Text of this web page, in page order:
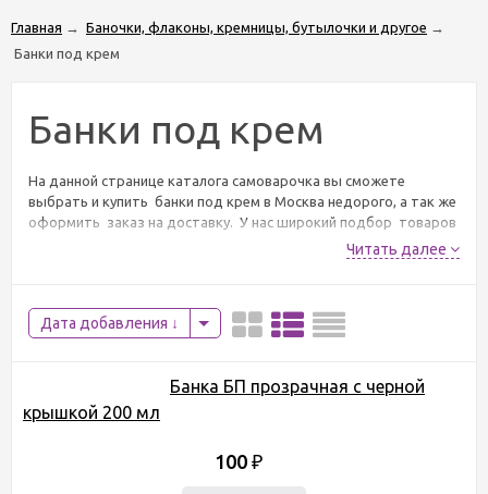
Главная → Баночки, флаконы, кремницы, бутылочки и другое →
Банки под крем
Банки под крем
На данной странице каталога самоварочка вы сможете
выбрать и купить банки под крем в Москва недорого, а так же
оформить заказ на доставку. У нас широкий подбор товаров
категории банки под крем. В наличии 29 товаров "баночки,
флаконы, кремницы, бутылочки и другое", по цене от 18 руб..
Читать далее
Дата добавления
Банка БП прозрачная с черной
крышкой 200 мл
100 ₽